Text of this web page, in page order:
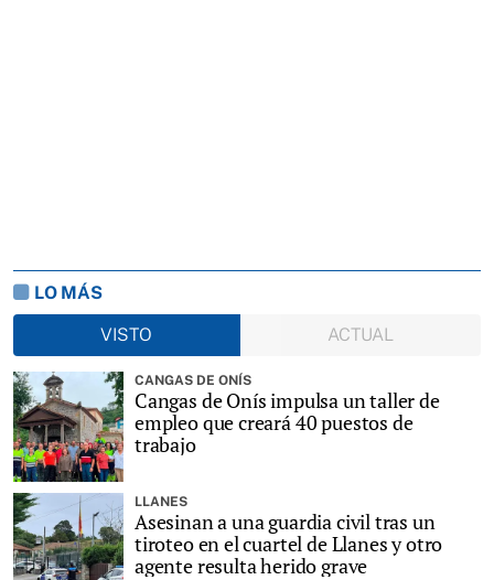
LO MÁS
VISTO
ACTUAL
CANGAS DE ONÍS
Cangas de Onís impulsa un taller de
empleo que creará 40 puestos de
trabajo
LLANES
Asesinan a una guardia civil tras un
tiroteo en el cuartel de Llanes y otro
agente resulta herido grave